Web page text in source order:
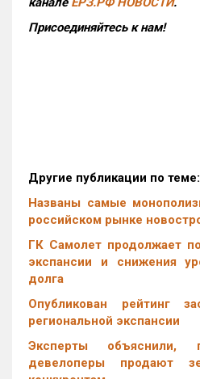
Присоединяйтесь к нам!
Другие публикации по теме:
Названы самые
российском рынке
ГК Самолет продолжает
экспансии и снижения
долга
Опубликован рейтинг
региональной экспансии
Эксперты объяснили,
девелоперы продают